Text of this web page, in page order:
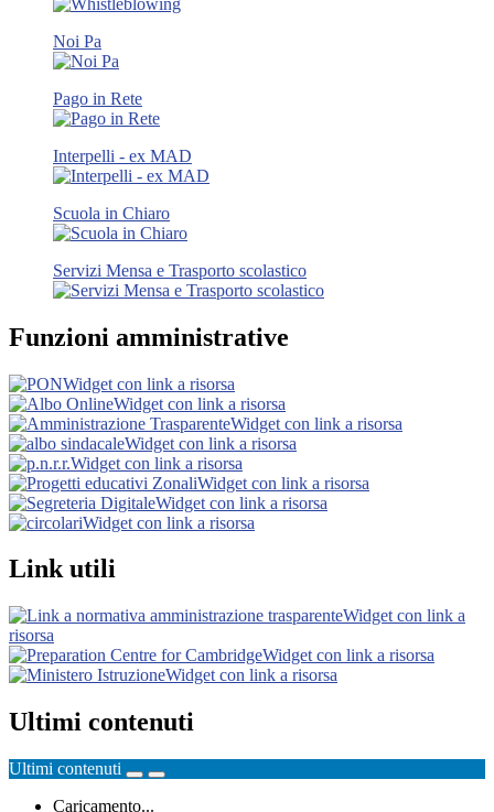
Noi Pa
Pago in Rete
Interpelli - ex MAD
Scuola in Chiaro
Servizi Mensa e Trasporto scolastico
Funzioni amministrative
Widget con link a risorsa
Widget con link a risorsa
Widget con link a risorsa
Widget con link a risorsa
Widget con link a risorsa
Widget con link a risorsa
Widget con link a risorsa
Widget con link a risorsa
Link utili
Widget con link a
risorsa
Widget con link a risorsa
Widget con link a risorsa
Ultimi contenuti
Ultimi contenuti
Caricamento...